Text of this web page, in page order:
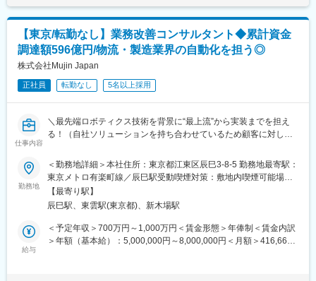
変更の範囲：会社の定める業務
加しています。
■業務の特徴、やりがい
導入フェーズ、アフターフォロー、効果検証等を経て、「設計プ
ロセス開発から実業務まで」ワンストップで担うため、顧客の設
計に深く入り込んで顧客満足度を高めることができ、現在引き合
いが増加しています。
・導入結果まで見ていく顧客視点：課題を解決し、プロセス改善
をすることが目的のため、顧客の導入後まで技術者と一緒に伴走
することができます。
として、日本の主要メーカーに入り込み、課題を解決していく点
に面白さとやりがいがあります。
■当社について
ってきて開発をしてもらうという独自のビジネスモデルがござい
ます。そのため、エンジニアの成長を何よりも重要視していま
【東京/転勤なし】業務改善コンサルタント◆累計資金
調達額596億円/物流・製造業界の自動化を担う◎
株式会社Mujin Japan
正社員 転勤なし 5名以上採用
仕事内容
＼最先端ロボティクス技術を背景に“最上流”から実装までを担え
る！（自社ソリューションを持ち合わせているため顧客に対して
ーバル企業！／累計調達596億円超のNEXTユニコーン企業／～
■業務概要：
大手製造業や物流業を対象に、工場や倉庫などSCMの現場課題の
深堀りから構想策定、導入支援までを一気通貫でリード頂くコン
サルタントの募集です。
※未経験の方は先輩コンサルタントのサポートを行い、各種業務分
勤務地
＜勤務地詳細＞本社住所：東京都江東区辰巳3-8-5 勤務地最寄駅：
東京メトロ有楽町線／辰巳駅受動喫煙対策：敷地内喫煙可能場所
あり変更の範囲：会社の定める事業所
【最寄り駅】
辰巳駅、東雲駅(東京都)、新木場駅
給与
＜予定年収＞700万円～1,000万円＜賃金形態＞年俸制＜賃金内訳
＞年額（基本給）：5,000,000円～8,000,000円＜月額＞416,666